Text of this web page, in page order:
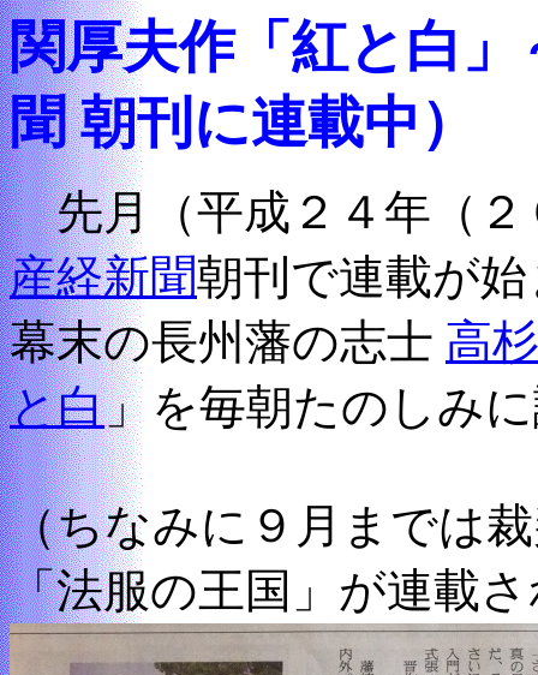
関厚夫作「紅と白
聞 朝刊に連載中）
先月（平成２４年（
産経新聞朝刊で連載が
幕末の長州藩の志士 高
と白」を毎朝たのしみ
（ちなみに９月までは
「法服の王国」が連載